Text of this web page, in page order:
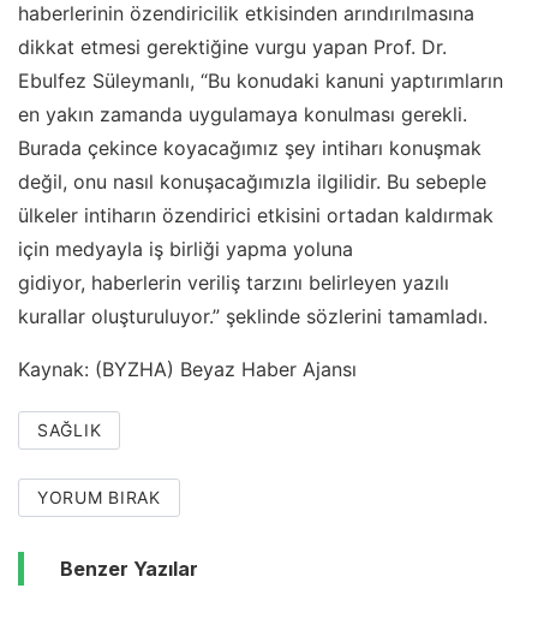
haberlerinin özendiricilik etkisinden arındırılmasına
dikkat etmesi gerektiğine vurgu yapan Prof. Dr.
Ebulfez Süleymanlı, “Bu konudaki kanuni yaptırımların
en yakın zamanda uygulamaya konulması gerekli.
Burada çekince koyacağımız şey intiharı konuşmak
değil, onu nasıl konuşacağımızla ilgilidir. Bu sebeple
ülkeler intiharın özendirici etkisini ortadan kaldırmak
için medyayla iş birliği yapma yoluna
gidiyor, haberlerin veriliş tarzını belirleyen yazılı
kurallar oluşturuluyor.” şeklinde sözlerini tamamladı.
Kaynak: (BYZHA) Beyaz Haber Ajansı
SAĞLIK
YORUM BIRAK
Benzer Yazılar